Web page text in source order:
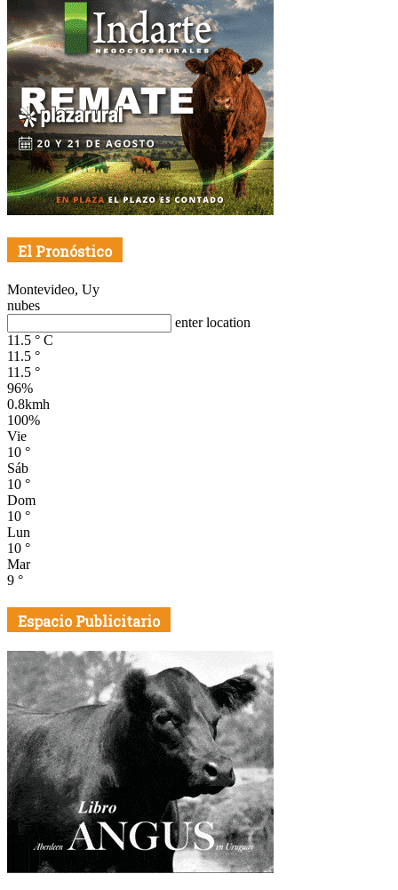
Espacio Publicitario
Publicaciones por Fecha
Publicaciones
por
Fecha
Espacio Publicitario
El Pronóstico
Montevideo, Uy
nubes
enter location
° C
°